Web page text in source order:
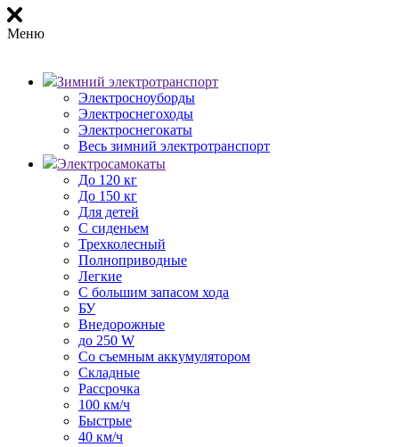
Меню
Зимний электротранспорт
Электросноуборды
Электроснегоходы
Электроснегокаты
Весь зимний электротранспорт
Электросамокаты
До 120 кг
До 150 кг
Для детей
С сиденьем
Трехколесный
Полноприводные
Легкие
С большим запасом хода
БУ
Внедорожные
до 250 W
Со съемным аккумулятором
Складные
Рассрочка
100 км/ч
Быстрые
40 км/ч